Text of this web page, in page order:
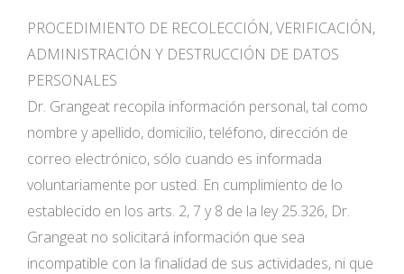
PROCEDIMIENTO DE RECOLECCIÓN, VERIFICACIÓN,
ADMINISTRACIÓN Y DESTRUCCIÓN DE DATOS
PERSONALES
Dr. Grangeat recopila información personal, tal como
nombre y apellido, domicilio, teléfono, dirección de
correo electrónico, sólo cuando es informada
voluntariamente por usted. En cumplimiento de lo
establecido en los arts. 2, 7 y 8 de la ley 25.326, Dr.
Grangeat no solicitará información que sea
incompatible con la finalidad de sus actividades, ni que